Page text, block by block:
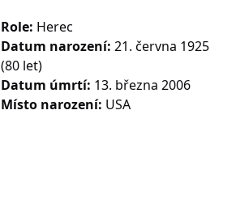
Role: Herec
Datum narození: 21. června 1925
(80 let)
Datum úmrtí: 13. března 2006
Místo narození: USA